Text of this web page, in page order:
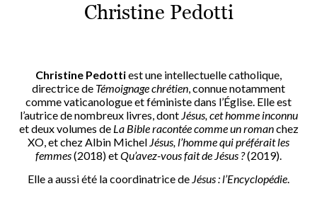
Christine Pedotti
Christine Pedottiest une intellectuelle catholique,
directrice de Témoignage chrétien, connue notamment
comme vaticanologue et féministe dans l’Église. Elle est
l’autrice de nombreux livres, dont Jésus, cet homme inconnu
et deux volumes de La Bible racontée comme un romanchez
XO, et chez Albin Michel Jésus, l’homme qui préférait les
femmes(2018) etQu’avez-vous fait de Jésus ?(2019).
Elle a aussi été la coordinatrice de Jésus : l’Encyclopédie.